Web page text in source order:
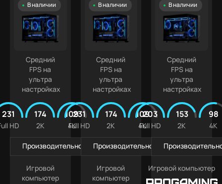
В наличии
Средний
FPS на
ультра
настройках
231
HD
174
2K
109
4K
Производительность в играх
Игровой
компьютер
В наличии
Средний
FPS на
ультра
настройках
231
Full HD
174
2K
109
4K
Производительность в играх
Игровой
компьютер
В наличии
Средний
FPS на
ультра
настройках
203
Full HD
153
2K
98
4K
Игровой компьютер